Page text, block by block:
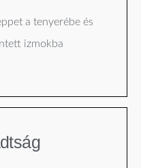
a tenyerébe és
izmokba